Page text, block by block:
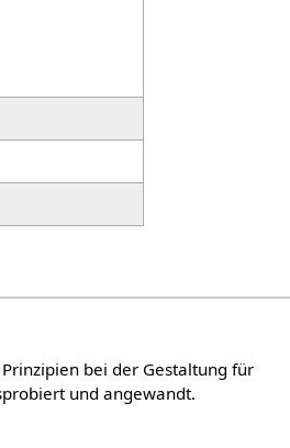
bei der Gestaltung für
und angewandt.